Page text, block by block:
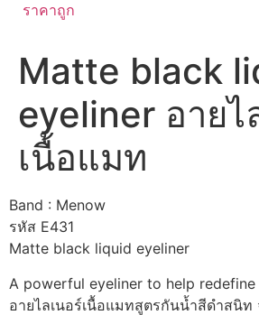
ราคาถูก
Matte black
eyeliner อายไ
เนื้อแมท
Band : Menow
รหัส E431
Matte black liquid eyeliner
A powerful eyeliner to help redefine
อายไลเนอร์เนื้อแมทสูตรกันน้ำสีดำสนิท